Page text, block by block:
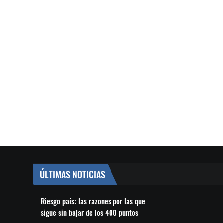
ÚLTIMAS NOTICIAS
Riesgo país: las razones por las que
sigue sin bajar de los 400 puntos